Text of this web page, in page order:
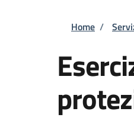
Home /